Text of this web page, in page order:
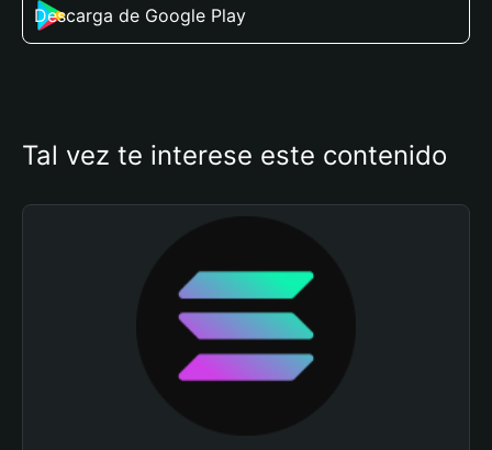
Descarga de Google Play
Tal vez te interese este contenido